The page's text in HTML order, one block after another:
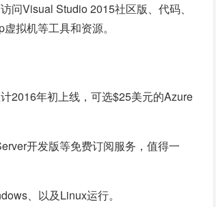
Visual Studio 2015社区版、代码、
拟机等工具和资源。
2016年初上线，可选$25美元的Azure
开发版等免费订阅服务，值得一
、以及Linux运行。